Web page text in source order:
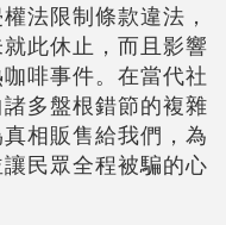
法限制條款違法，
此休止，而且影響
啡事件。在當代社
多盤根錯節的複雜
相販售給我們，為
民眾全程被騙的心